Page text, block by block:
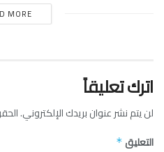
MORE
اترك تعليقاً
لن يتم نشر عنوان بريدك الإلكتروني.
التعليق *